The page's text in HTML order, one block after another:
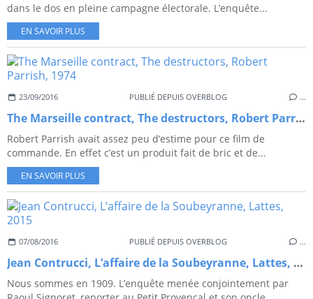
dans le dos en pleine campagne électorale. L’enquête...
EN SAVOIR PLUS
23/09/2016 PUBLIÉ DEPUIS OVERBLOG …
The Marseille contract, The destructors, Robert Parrish, 1974
Robert Parrish avait assez peu d’estime pour ce film de
commande. En effet c’est un produit fait de bric et de...
EN SAVOIR PLUS
07/08/2016 PUBLIÉ DEPUIS OVERBLOG …
Jean Contrucci, L’affaire de la Soubeyranne, Lattes, 2015
Nous sommes en 1909. L’enquête menée conjointement par